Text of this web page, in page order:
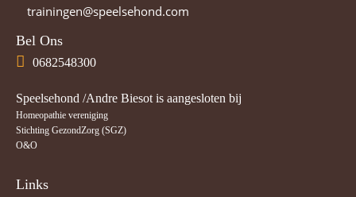
trainingen@speelsehond.com
Bel Ons
0682548300
Speelsehond /Andre Biesot is aangesloten bij
Homeopathie vereniging
Stichting GezondZorg (SGZ)
O&O
Links